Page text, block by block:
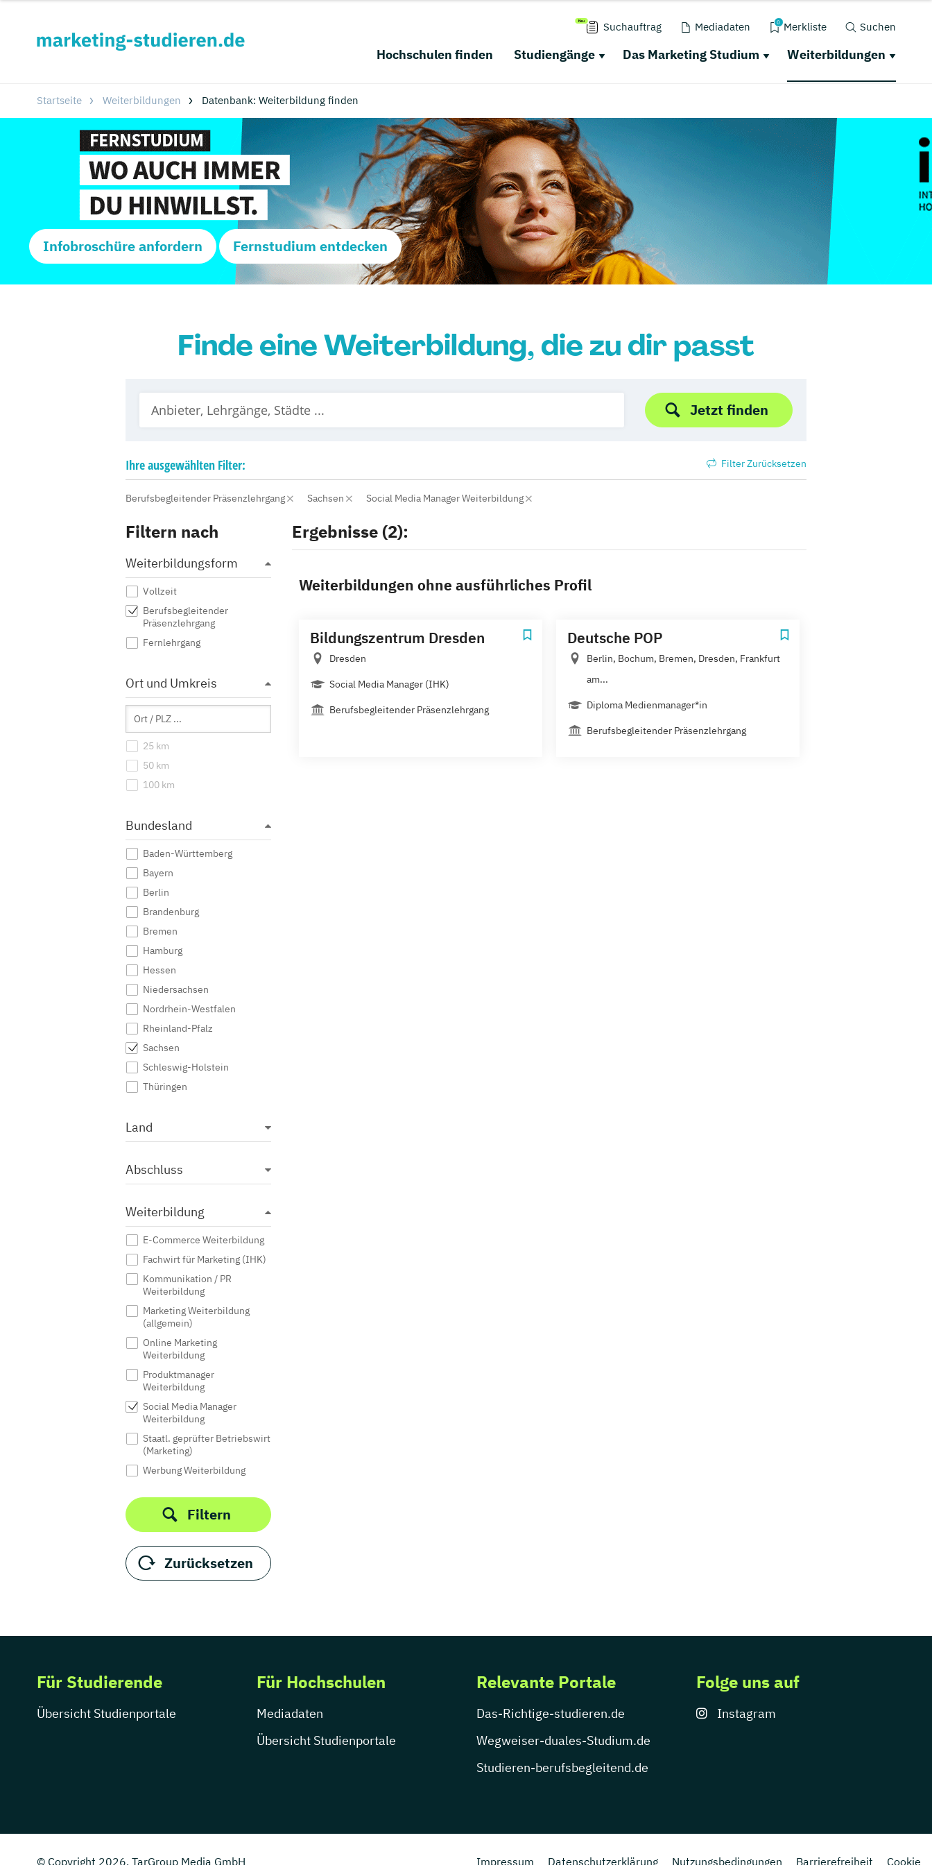
Suchauftrag Mediadaten 0 Merkliste Suchen
Hochschulen finden Studiengänge Das Marketing Studium Weiterbildungen
Startseite Weiterbildungen Datenbank: Weiterbildung finden
Infobroschüre anfordern Fernstudium entdecken
Finde eine Weiterbildung, die zu dir passt
Jetzt finden
Ihreausgewählten Filter: Filter Zurücksetzen
Berufsbegleitender Präsenzlehrgang Sachsen Social Media Manager Weiterbildung
Filtern nach
Weiterbildungsform
Vollzeit
Berufsbegleitender
Präsenzlehrgang
Fernlehrgang
Ort und Umkreis
25 km
50 km
100 km
Bundesland
Baden-Württemberg
Bayern
Berlin
Brandenburg
Bremen
Hamburg
Hessen
Niedersachsen
Nordrhein-Westfalen
Rheinland-Pfalz
Sachsen
Schleswig-Holstein
Thüringen
Land
Abschluss
Weiterbildung
E-Commerce Weiterbildung
Fachwirt für Marketing (IHK)
Kommunikation / PR
Weiterbildung
Marketing Weiterbildung
(allgemein)
Online Marketing
Weiterbildung
Produktmanager
Weiterbildung
Social Media Manager
Weiterbildung
Staatl. geprüfter Betriebswirt
(Marketing)
Werbung Weiterbildung
Filtern
Zurücksetzen
Ergebnisse (2):
Weiterbildungen ohne ausführliches Profil
Bildungszentrum Dresden
Dresden
Social Media Manager (IHK)
Berufsbegleitender Präsenzlehrgang
Deutsche POP
Berlin, Bochum, Bremen, Dresden, Frankfurt
am...
Diploma Medienmanager*in
Berufsbegleitender Präsenzlehrgang
Für Studierende
Übersicht Studienportale
Für Hochschulen
Mediadaten
Übersicht Studienportale
Relevante Portale
Das-Richtige-studieren.de
Wegweiser-duales-Studium.de
Studieren-berufsbegleitend.de
Folge uns auf
Instagram
© Copyright 2026, TarGroup Media GmbH Impressum Datenschutzerklärung Nutzungsbedingungen Barrierefreiheit Cookie